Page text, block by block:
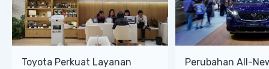
Toyota Perkuat Layanan
Perubahan All-